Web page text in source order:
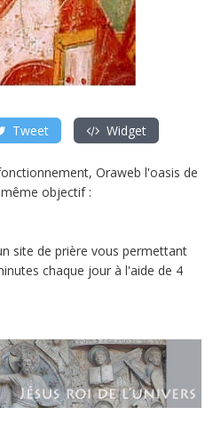
Tweet Widget
Oraweb l'oasis de
objectif :
site de prière vous permettant
chaque jour à l'aide de 4